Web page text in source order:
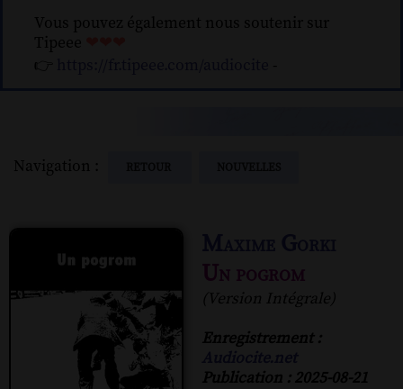
Vous pouvez également nous soutenir sur
Tipeee
👉
-
Navigation :
Un pogrom
(Version Intégrale)
Enregistrement :
Publication : 2025-08-21